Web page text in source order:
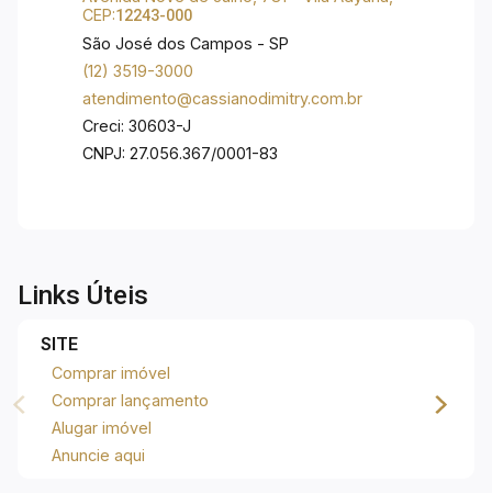
de 60% da área do condomínio composta por
comércios local e de fácil acesso para Via Nova
Cambuí.
CEP:12243-000
São José dos Campos - SP
(12) 3519-3000
atendimento@cassianodimitry.com.br
Creci: 30603-J
CNPJ: 27.056.367/0001-83
Links Úteis
SITE
Comprar imóvel
Comprar lançamento
Alugar imóvel
Anuncie aqui